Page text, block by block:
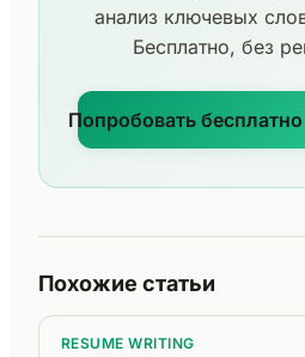
анализ ключевых
Бесплатно, без
Попробовать
Похожие статьи
RESUME WRITING